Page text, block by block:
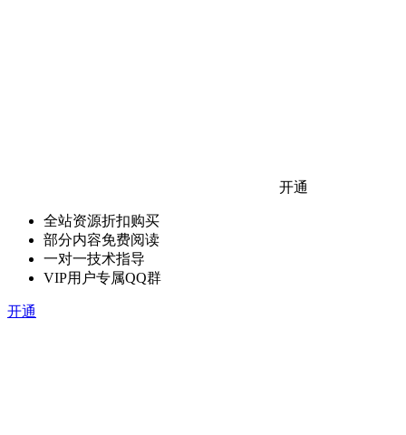
开通
全站资源折扣购买
部分内容免费阅读
一对一技术指导
VIP用户专属QQ群
开通